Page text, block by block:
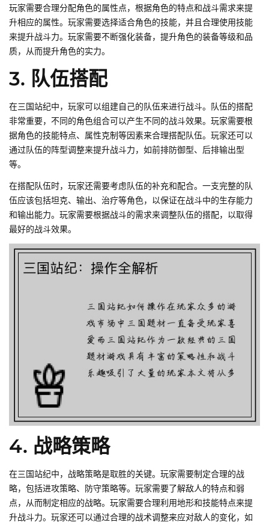
玩家需要合理分配角色的属性点，根据角色的特点和战斗需求来提
升相应的属性。玩家需要选择适合角色的技能，并且合理使用技能
来提升战斗力。玩家需要不断强化装备，提升角色的装备等级和品
质，从而提升角色的实力。
3. 队伍搭配
在三国站纪中，玩家可以组建自己的队伍来进行战斗。队伍的搭配
非常重要，不同的角色组合可以产生不同的战斗效果。玩家需要根
据角色的技能特点、属性克制等因素来合理搭配队伍。玩家还可以
通过队伍的阵型调整来提升战斗力，如前排防御型、后排输出型
等。
在搭配队伍时，玩家还需要考虑队伍的补充和配合。一支完整的队
伍应该包括坦克、输出、治疗等角色，以保证在战斗中的生存能力
和输出能力。玩家需要根据战斗的需求来调整队伍的搭配，以取得
最好的战斗效果。
4. 战略策略
在三国站纪中，战略策略是取胜的关键。玩家需要制定合理的战
略，包括进攻策略、防守策略等。玩家需要了解敌人的特点和弱
点，从而制定相应的战略。玩家需要合理利用地形和技能特点来提
升战斗力。玩家还可以通过合理的战术调整来应对敌人的变化，如